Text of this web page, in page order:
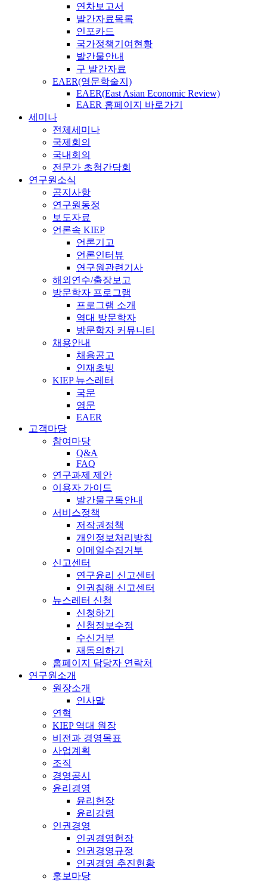
연차보고서
발간자료목록
인포카드
국가정책기여현황
발간물안내
구 발간자료
EAER(영문학술지)
EAER(East Asian Economic Review)
EAER 홈페이지 바로가기
세미나
전체세미나
국제회의
국내회의
전문가 초청간담회
연구원소식
공지사항
연구원동정
보도자료
언론속 KIEP
언론기고
언론인터뷰
연구원관련기사
해외연수/출장보고
방문학자 프로그램
프로그램 소개
역대 방문학자
방문학자 커뮤니티
채용안내
채용공고
인재초빙
KIEP 뉴스레터
국문
영문
EAER
고객마당
참여마당
Q&A
FAQ
연구과제 제안
이용자 가이드
발간물구독안내
서비스정책
저작권정책
개인정보처리방침
이메일수집거부
신고센터
연구윤리 신고센터
인권침해 신고센터
뉴스레터 신청
신청하기
신청정보수정
수신거부
재동의하기
홈페이지 담당자 연락처
연구원소개
원장소개
인사말
연혁
KIEP 역대 원장
비전과 경영목표
사업계획
조직
경영공시
윤리경영
윤리헌장
윤리강령
인권경영
인권경영헌장
인권경영규정
인권경영 추진현황
홍보마당